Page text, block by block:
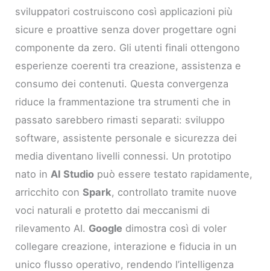
sviluppatori costruiscono così applicazioni più
sicure e proattive senza dover progettare ogni
componente da zero. Gli utenti finali ottengono
esperienze coerenti tra creazione, assistenza e
consumo dei contenuti. Questa convergenza
riduce la frammentazione tra strumenti che in
passato sarebbero rimasti separati: sviluppo
software, assistente personale e sicurezza dei
media diventano livelli connessi. Un prototipo
nato in AI Studio può essere testato rapidamente,
arricchito conSpark, controllato tramite nuove
voci naturali e protetto dai meccanismi di
rilevamento AI. Google dimostra così di voler
collegare creazione, interazione e fiducia in un
unico flusso operativo, rendendo l’intelligenza